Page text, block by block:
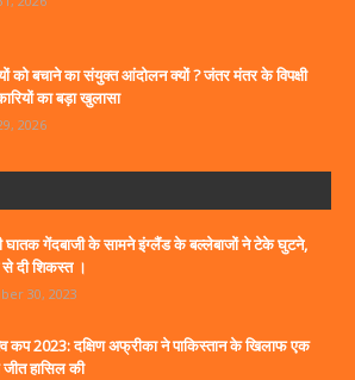
को बचाने का संयुक्त आंदोलन क्यों ? जंतर मंतर के विपक्षी
का बड़ा खुलासा
2026
घातक गेंदबाजी के सामने इंग्लैंड के बल्लेबाजों ने टेके घुटने,
दी शिकस्त ।
30, 2023
कप 2023: दक्षिण अफ्रीका ने पाकिस्तान के खिलाफ एक
हासिल की